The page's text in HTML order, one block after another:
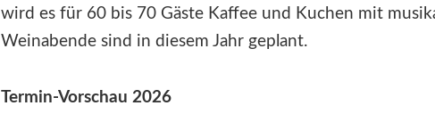
wird es für 60 bis 70 Gäste Kaffee und Kuchen mit
Weinabende sind in diesem Jahr geplant.
Termin-Vorschau 2026